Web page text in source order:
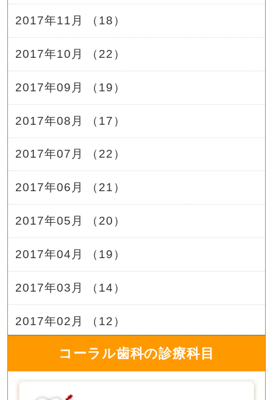
2017年11月 （18）
2017年10月 （22）
2017年09月 （19）
2017年08月 （17）
2017年07月 （22）
2017年06月 （21）
2017年05月 （20）
2017年04月 （19）
2017年03月 （14）
2017年02月 （12）
コーラル歯科の診療科目